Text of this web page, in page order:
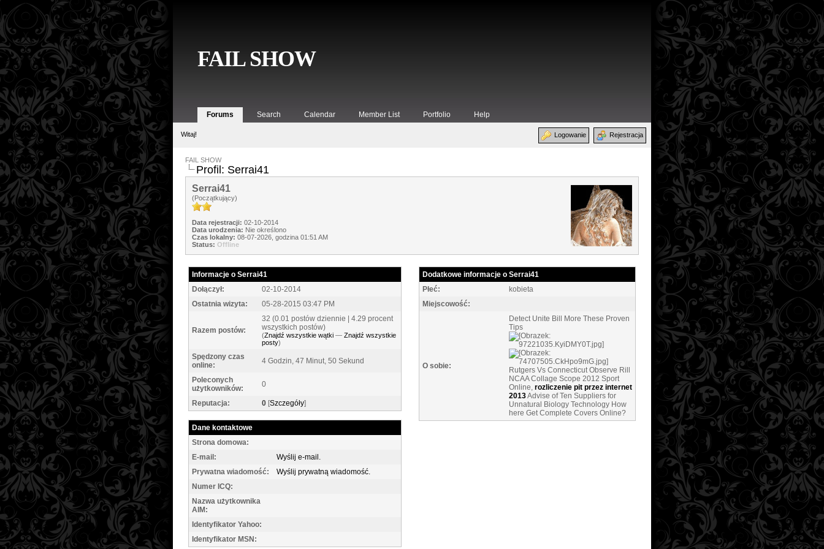
FAIL SHOW
Forums Search Calendar Member List Portfolio Help
Logowanie Rejestracja
Witaj!
FAIL SHOW
Profil: Serrai41
Serrai41
(Początkujący)
Data rejestracji: 02-10-2014
Data urodzenia: Nie określono
Czas lokalny: 08-07-2026, godzina 01:51 AM
Status: Offline
Informacje o Serrai41
Dołączył:
02-10-2014
Ostatnia wizyta:
05-28-2015 03:47 PM
Razem postów:
32 (0.01 postów dziennie | 4.29 procent
wszystkich postów)
(Znajdź wszystkie wątki — Znajdź wszystkie
posty)
Spędzony czas
online:
4 Godzin, 47 Minut, 50 Sekund
Poleconych
użytkowników:
0
Reputacja: 0 [Szczegóły]
Dane kontaktowe
Strona domowa:
E-mail:
Wyślij e-mail.
Prywatna wiadomość:
Wyślij prywatną wiadomość.
Numer ICQ:
Nazwa użytkownika
AIM:
Identyfikator Yahoo:
Identyfikator MSN:
Dodatkowe informacje o Serrai41
Płeć:
kobieta
Miejscowość:
O sobie:
Detect Unite Bill More These Proven
Tips
Rutgers Vs Connecticut Observe Rill
NCAA Collage Scope 2012 Sport
Online, rozliczenie pit przez internet
2013Advise of Ten Suppliers for
Unnatural Biology Technology How
here Get Complete Covers Online?